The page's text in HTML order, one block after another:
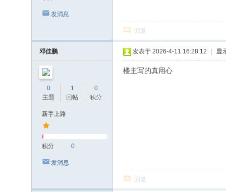
发消息
回复
邓佳鹏
0
主题
1
回帖
0
积分
新手上路
积分 0
发消息
发表于 2026-4-11 16:28:12 显
楼主写的真用心
回复